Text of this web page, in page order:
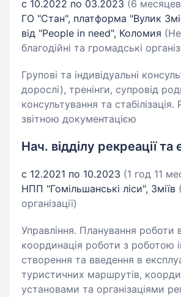
с 10.2022 по 03.2023 (6
ГО "Стан", платформа "Вулик
від "People in need", Коломия
благодійні та громадські
Групові та індивідуальні
дорослі), тренінги, супровід
консультування та стабілізація.
звітною документацією
Нач. відділу рекреації та
с 12.2021 по 10.2023 (1 год 11
НПП "Гомільшанські ліси", Зміїв
організації)
Управління. Планування роботи
координація роботи з роботою
створення та введення в
туристичних маршрутів,
установами та організаціями